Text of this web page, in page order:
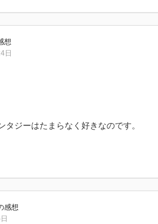
想
日
タジーはたまらなく好きなのです。
感想